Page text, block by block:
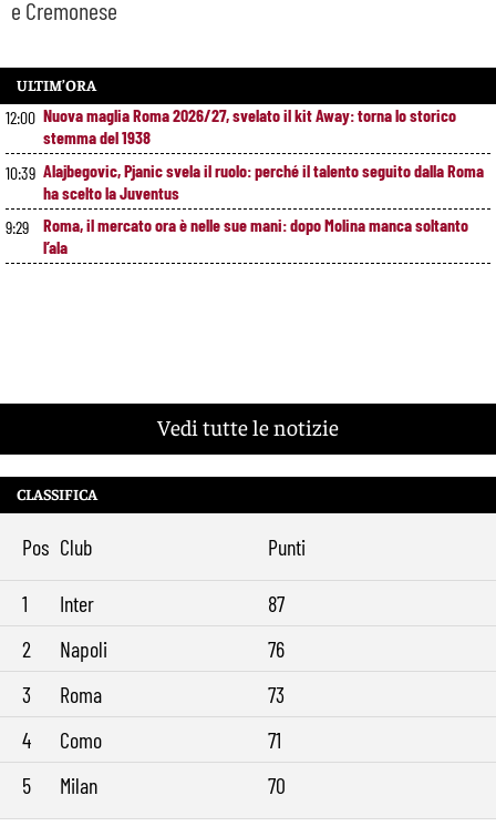
e Cremonese
ULTIM’ORA
12:00 Nuova maglia Roma 2026/27, svelato il kit Away: torna lo storico
stemma del 1938
10:39 Alajbegovic, Pjanic svela il ruolo: perché il talento seguito dalla Roma
ha scelto la Juventus
9:29
Roma, il mercato ora è nelle sue mani: dopo Molina manca soltanto
l’ala
Vedi tutte le notizie
CLASSIFICA
Pos Club Punti
1 Inter
87
2
Napoli
76
3
Roma
73
4
Como
71
5
Milan 70